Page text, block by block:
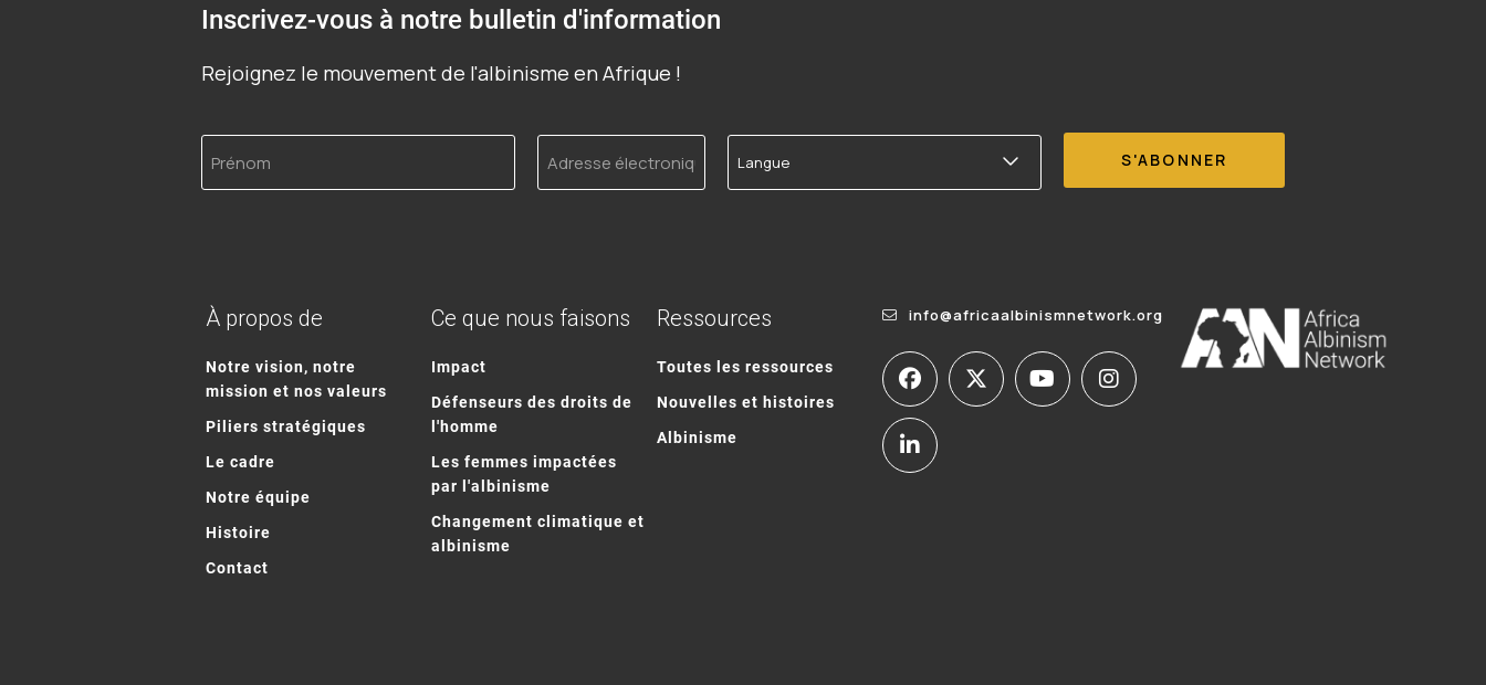
Inscrivez-vous à notre bulletin d'information
Rejoignez le mouvement de l'albinisme en Afrique !
Prénom
Adresse
électronique
Langue
À propos de
Notre vision, notre
mission et nos valeurs
Piliers stratégiques
Le cadre
Notre équipe
Histoire
Contact
Ce que nous faisons
Impact
Défenseurs des droits de
l'homme
Les femmes impactées
par l'albinisme
Changement climatique et
albinisme
Ressources
Toutes les ressources
Nouvelles et histoires
Albinisme
info@africaalbinismnetwork.org